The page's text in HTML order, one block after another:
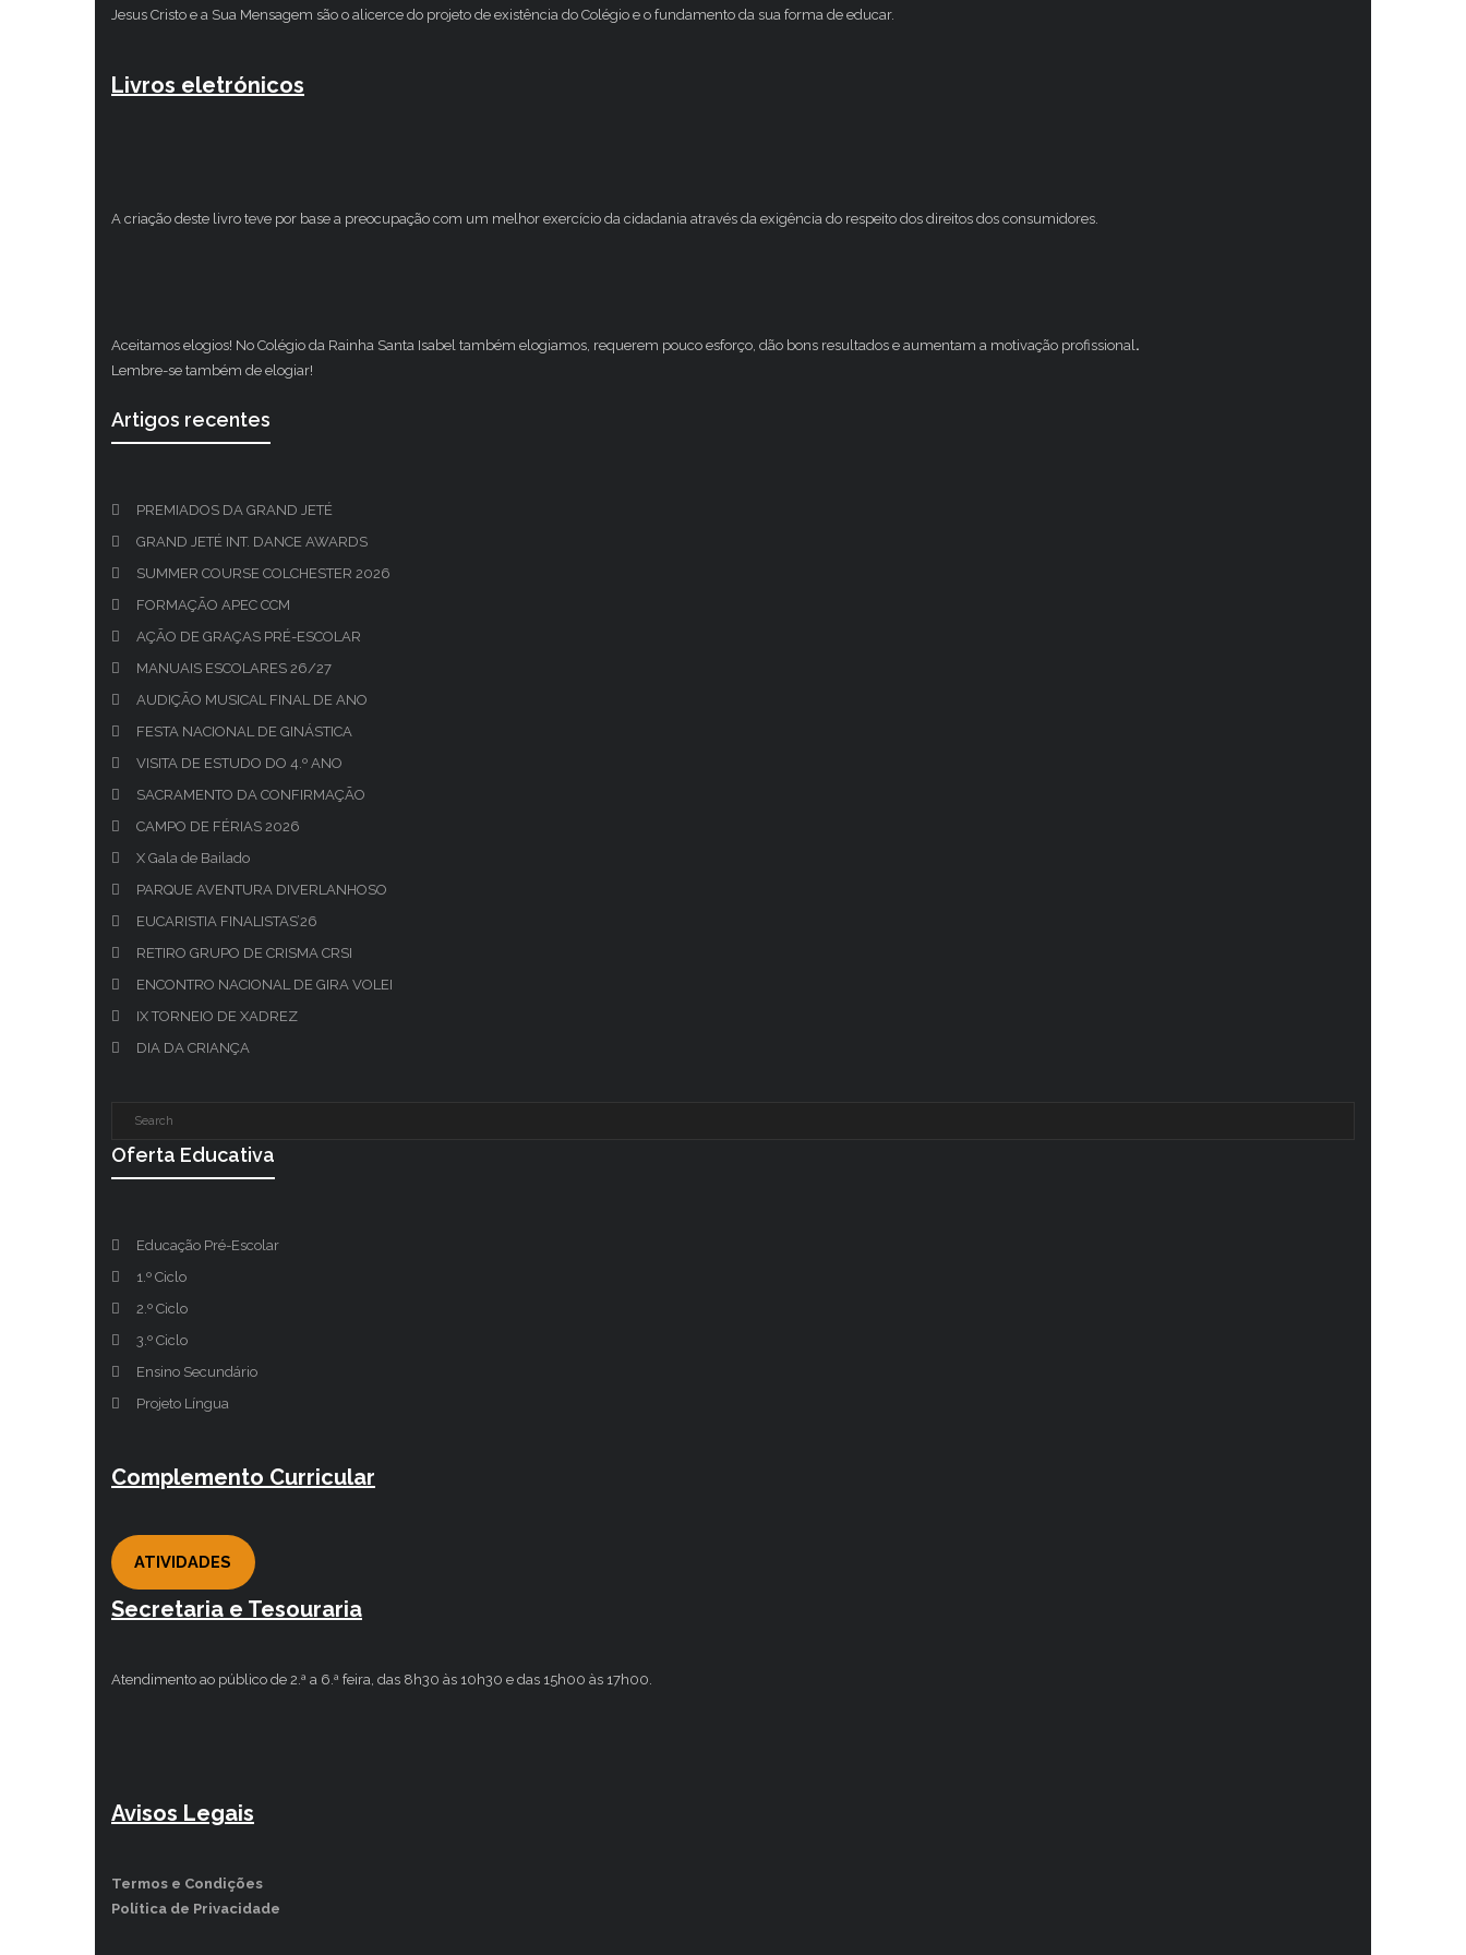
Jesus Cristo e a Sua Mensagem são o alicerce do projeto de existência do Colégio e o fundamento da sua forma de educar.
Livros eletrónicos
A criação deste livro teve por base a preocupação com um melhor exercício da cidadania através da exigência do respeito dos direitos dos consumidores.
Aceitamos elogios! No Colégio da Rainha Santa Isabel também elogiamos, requerem pouco esforço, dão bons resultados e aumentam a motivação profissional.
Lembre-se também de elogiar!
Artigos recentes
PREMIADOS DA GRAND JETÉ
GRAND JETÉ INT. DANCE AWARDS
SUMMER COURSE COLCHESTER 2026
FORMAÇÃO APEC CCM
AÇÃO DE GRAÇAS PRÉ-ESCOLAR
MANUAIS ESCOLARES 26/27
AUDIÇÃO MUSICAL FINAL DE ANO
FESTA NACIONAL DE GINÁSTICA
VISITA DE ESTUDO DO 4.º ANO
SACRAMENTO DA CONFIRMAÇÃO
CAMPO DE FÉRIAS 2026
X Gala de Bailado
PARQUE AVENTURA DIVERLANHOSO
EUCARISTIA FINALISTAS’26
RETIRO GRUPO DE CRISMA CRSI
ENCONTRO NACIONAL DE GIRA VOLEI
IX TORNEIO DE XADREZ
DIA DA CRIANÇA
Oferta Educativa
Educação Pré-Escolar
1.º Ciclo
2.º Ciclo
3.º Ciclo
Ensino Secundário
Projeto Língua
Complemento Curricular
ATIVIDADES
Secretaria e Tesouraria
Atendimento ao público de 2.ª a 6.ª feira, das 8h30 às 10h30 e das 15h00 às 17h00.
Avisos Legais
Termos e Condições
Política de Privacidade